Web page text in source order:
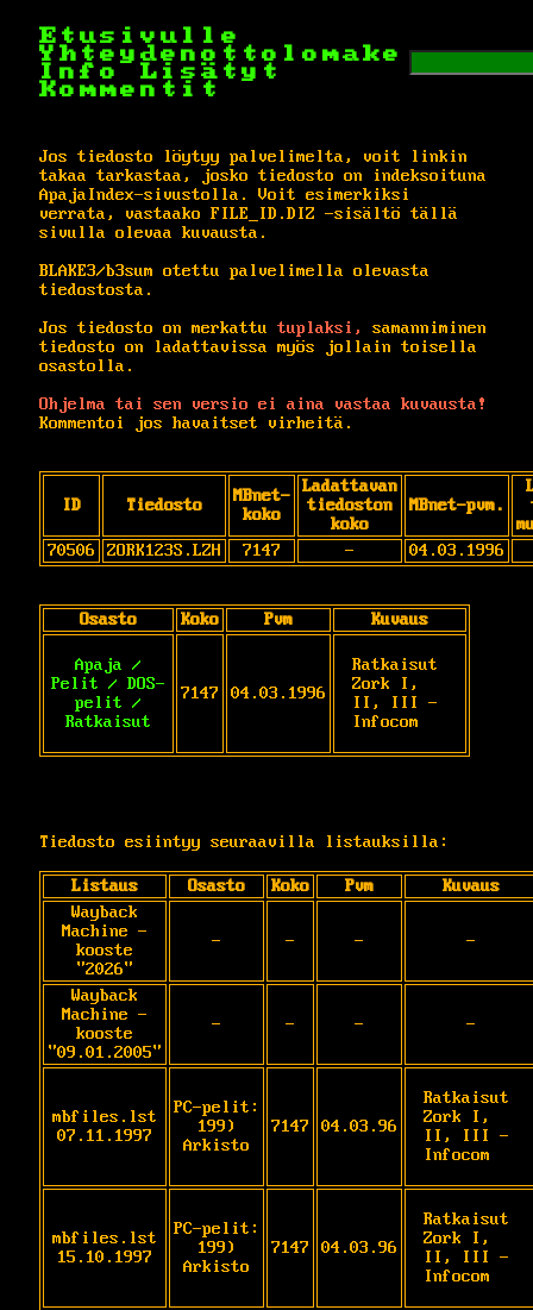
Etusivulle
Yhteydenottolomake
Info
Lisätyt
Kommentit
Jos tiedosto löytyy palvelimelta, voit linkin
takaa tarkastaa, josko tiedosto on indeksoituna
ApajaIndex-sivustolla. Voit esimerkiksi
verrata, vastaako FILE_ID.DIZ -sisältö tällä
sivulla olevaa kuvausta.
BLAKE3/b3sum otettu palvelimella olevasta
tiedostosta.
Jos tiedosto on merkattu tuplaksi,
samanniminen
tiedosto on ladattavissa myös jollain toisella
osastolla.
Ohjelma tai sen versio ei aina vastaa kuvausta!
Kommentoi jos havaitset virheitä.
ID Tiedosto
MBnet-
koko
Ladattavan
tiedoston
koko
MBnet-pvm.
70506
ZORK123S.LZH 7147 - 04.03.1996
Osasto Koko Pvm Kuvaus
Apaja /
Pelit / DOS-
pelit /
Ratkaisut
7147 04.03.1996
Ratkaisut
Zork I,
II, III -
Infocom
Tiedosto esiintyy seuraavilla listauksilla:
Listaus Osasto Koko Pvm
Kuvaus
Wayback
Machine -
kooste
"2026"
- - - -
Wayback
Machine -
kooste
"09.01.2005"
- - - -
mbfiles.lst
07.11.1997
PC-pelit:
199)
Arkisto
7147 04.03.96
Ratkaisut
Zork I,
II, III -
Infocom
mbfiles.lst
15.10.1997
PC-pelit:
199)
Arkisto
7147 04.03.96
Ratkaisut
Zork I,
II, III -
Infocom